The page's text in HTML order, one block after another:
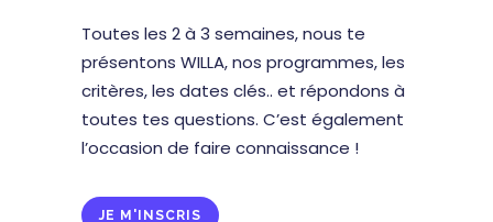
Toutes les 2 à 3 semaines, nous te
présentons WILLA, nos programmes, les
critères, les dates clés.. et répondons à
toutes tes questions. C’est également
l’occasion de faire connaissance !
JE M'INSCRIS